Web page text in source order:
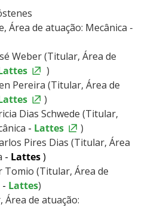
Gestão Hospitalar
Área de atuação: Mecânica -
Weber (Titular, Área de
)
Pereira (Titular, Área de
)
Dias Schwede (Titular,
- Lattes
)
Pires Dias (Titular, Área
- Lattes)
Tomio (Titular, Área de
- Lattes)
de atuação: